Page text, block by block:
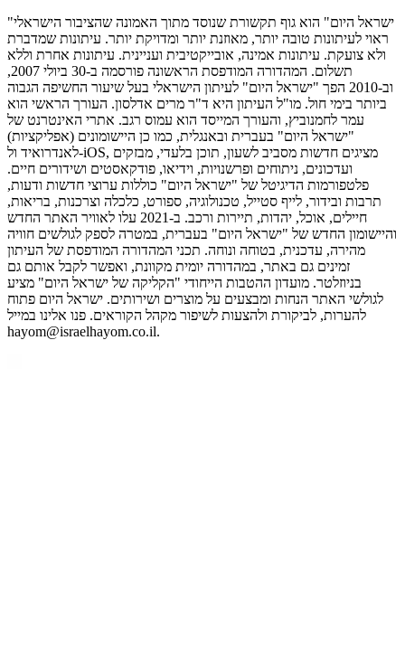
"ישראל היום" הוא גוף תקשורת שנוסד מתוך האמונה שהציבור הישראלי
ראוי לעיתונות טובה יותר, מאוזנת יותר ומדויקת יותר. עיתונות שמדברת
ולא צועקת. עיתונות אמינה, אובייקטיבית ועניינית. עיתונות אחרת וללא
תשלום. המהדורה המודפסת הראשונה פורסמה ב-30 ביולי 2007,
וב-2010 הפך "ישראל היום" לעיתון הישראלי בעל שיעור החשיפה הגבוה
ביותר בימי חול. מו"ל העיתון היא ד"ר מרים אדלסון. העורך הראשי הוא
עמר לחמנוביץ, והעורך המייסד הוא עמוס רגב. אתרי האינטרנט של
"ישראל היום" בעברית ובאנגלית, כמו כן היישומונים (אפליקציות)
לאנדרואיד ול-iOS, מציגים חדשות מסביב לשעון, תוכן בלעדי, מבזקים
ועדכונים, ניתוחים ופרשנויות, וידיאו, פודקאסטים ושידורים חיים.
פלטפורמות הדיגיטל של "ישראל היום" כוללות ערוצי חדשות ודעות,
תרבות ובידור, לייף סטייל, טכנולוגיה, ספורט, כלכלה וצרכנות, בריאות,
חיילים, אוכל, יהדות, תיירות ורכב. ב-2021 עלו לאוויר האתר החדש
והיישומון החדש של "ישראל היום" בעברית, במטרה לספק לגולשים חוויה
מהירה, עדכנית, בטוחה ונוחה. תכני המהדורה המודפסת של העיתון
זמינים גם באתר, במהדורה יומית מקוונת, ואפשר לקבל אותם גם
בניוזלטר. מועדון ההטבות הייחודי "הקליקה של ישראל היום" מציע
לגולשי האתר הנחות ומבצעים על מוצרים ושירותים. ישראל היום פתוח
להערות, לביקורת ולהצעות לשיפור מקהל הקוראים. פנו אלינו במייל
hayom@israelhayom.co.il.